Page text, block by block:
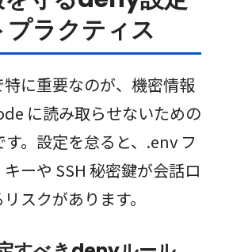
ラクティス
に重要なのが、機密情報
に読み取らせないための
す。設定を怠ると、.env フ
キーや SSH 秘密鍵が会話ロ
スクがあります。